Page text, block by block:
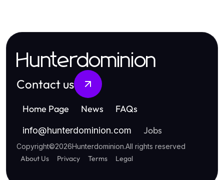
Hunterdominion
Contact us
Home Page News FAQs
info@hunterdominion.com Jobs
Copyright©2026Hunterdominion.All rights reserved
About Us Privacy Terms Legal